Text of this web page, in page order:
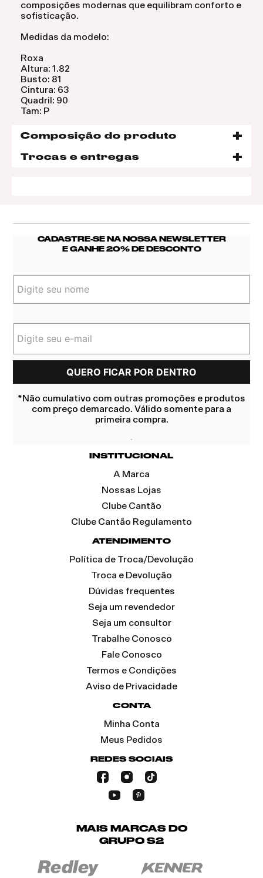
composições modernas que equilibram conforto e
sofisticação.
Medidas da modelo:
Roxa
Altura: 1.82
Busto: 81
Cintura: 63
Quadril: 90
Tam: P
Composição do produto
Trocas e entregas
CADASTRE-SE NA NOSSA NEWSLETTER
E GANHE 20% DE DESCONTO
*Não cumulativo com outras promoções e produtos
com preço demarcado. Válido somente para a
primeira compra.
INSTITUCIONAL
A Marca
Nossas Lojas
Clube Cantão
Clube Cantão Regulamento
ATENDIMENTO
Política de Troca/Devolução
Troca e Devolução
Dúvidas frequentes
Seja um revendedor
Seja um consultor
Trabalhe Conosco
Fale Conosco
Termos e Condições
Aviso de Privacidade
CONTA
Minha Conta
Meus Pedidos
REDES SOCIAIS
MAIS MARCAS DO
GRUPO S2